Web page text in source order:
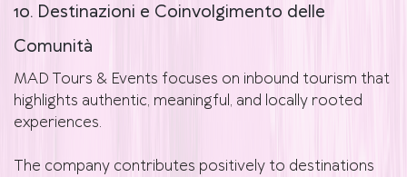
10. Destinazioni e Coinvolgimento delle
Comunità
MAD Tours & Events focuses on inbound tourism that
highlights authentic, meaningful, and locally rooted
experiences.
The company contributes positively to destinations